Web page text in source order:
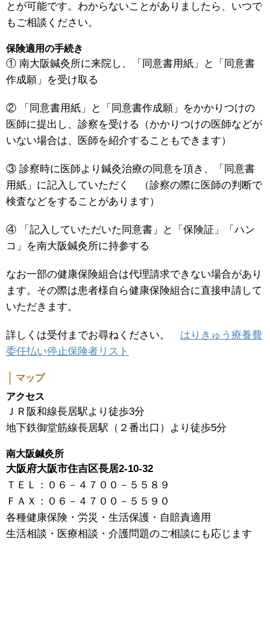
とが可能です。わからないことがありましたら、いつで
もご相談ください。
保険適用の手続き
① 南大阪鍼灸所に来院し、「同意書用紙」と「同意書
作成願」を受け取る
② 「同意書用紙」と「同意書作成願」をかかりつけの
医師に提出し、診察を受ける（かかりつけの医師などが
いない場合は、医師を紹介することもできます）
③ 診察時に医師より鍼灸治療の同意を頂き、「同意書
用紙」に記入していただく （診察の際に医師の判断で
検査などをすることがあります）
④ 「記入していただいた同意書」と「保険証」「ハン
コ」を南大阪鍼灸所に持参する
なお一部の健康保険組合は代理請求できない場合があり
ます。その際は患者様自ら健康保険組合に直接申請して
いただきます。
詳しくは受付までお尋ねください。 はりきゅう療養費
委任払い停止保険者リスト
マップ
アクセス
ＪＲ阪和線長居駅より徒歩3分
地下鉄御堂筋線長居駅（２番出口）より徒歩5分
南大阪鍼灸所
大阪府大阪市住吉区長居2-10-32
ＴＥＬ：０６－４７００－５５８９
ＦＡＸ：０６－４７００－５５９０
各種健康保険・労災・生活保護・自賠責適用
生活相談・医療相談・介護問題のご相談にも応じます